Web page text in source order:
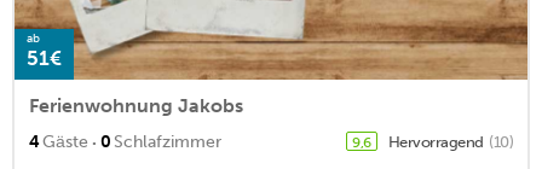
ab
51€
Ferienwohnung Jakobs
4Gäste · 0 Schlafzimmer 9,6 Hervorragend (10)